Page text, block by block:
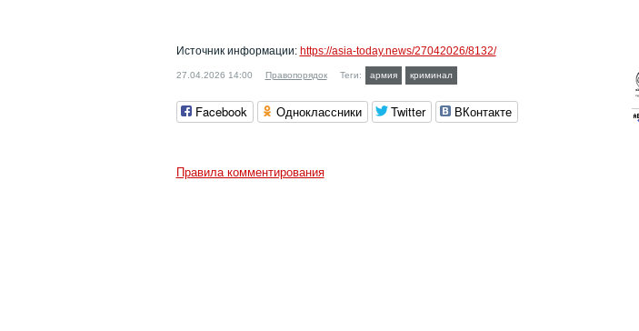
Источник информации: https://asia-today.news/27042026/8132/
27.04.2026 14:00 Правопорядок Теги: армия криминал
Facebook Одноклассники Twitter ВКонтакте
Правила комментирования